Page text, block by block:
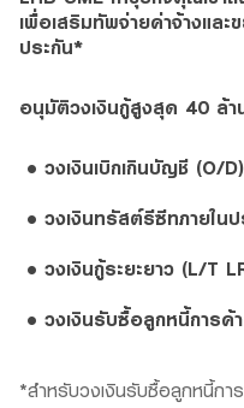
เพื่อเสริมทัพจ่ายค่าจ้างแล
ประกัน*
อนุมัติวงเงินกู้สูงสุด 40 ล้า
• วงเงินเบิกเกินบัญชี (O/D)
• วงเงินทรัสต์รีซีทภายใน
• วงเงินกู้ระยะยาว (L/T
• วงเงินรับซื้อลูกหนี้การค้
*สำหรับวงเงินรับซื้อลูกหนี้กา